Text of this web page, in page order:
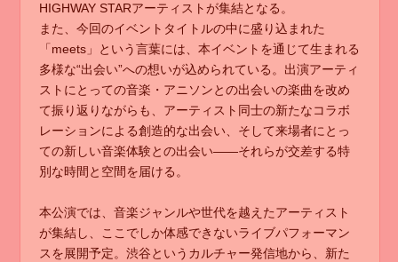
HIGHWAY STARアーティストが集結となる。
また、今回のイベントタイトルの中に盛り込まれた
「meets」という言葉には、本イベントを通じて生まれる
多様な“出会い”への想いが込められている。出演アーティ
ストにとっての音楽・アニソンとの出会いの楽曲を改め
て振り返りながらも、アーティスト同士の新たなコラボ
レーションによる創造的な出会い、そして来場者にとっ
ての新しい音楽体験との出会い——それらが交差する特
別な時間と空間を届ける。
本公演では、音楽ジャンルや世代を越えたアーティスト
が集結し、ここでしか体感できないライブパフォーマン
スを展開予定。渋谷というカルチャー発信地から、新た